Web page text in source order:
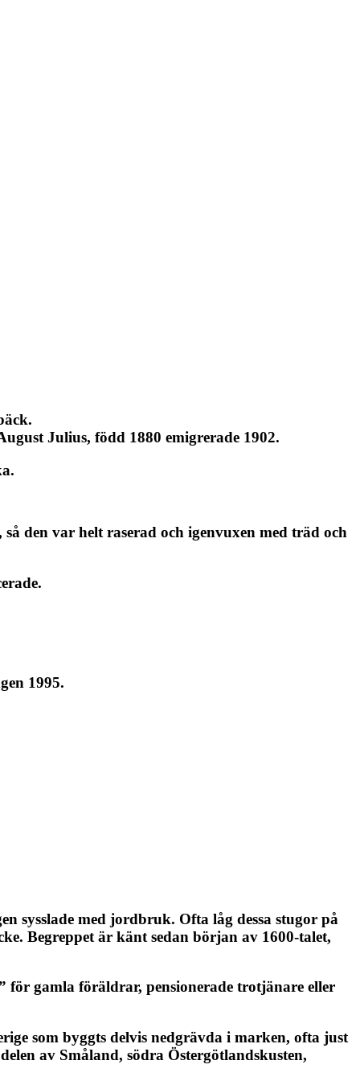
Julius, född 1880 emigrerade 1902.
den var helt raserad och igenvuxen med träd och
1995.
sysslade med jordbruk. Ofta låg dessa stugor på
Begreppet är känt sedan början av 1600-talet,
för gamla föräldrar, pensionerade trotjänare eller
som byggts delvis nedgrävda i marken, ofta just
av Småland, södra Östergötlandskusten,